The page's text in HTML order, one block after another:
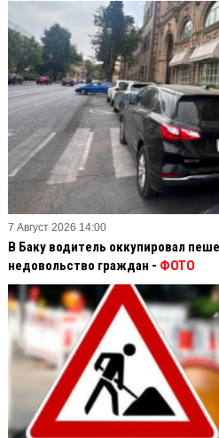
7 Август 2026 14:00
В Баку водитель оккупировал
недовольство граждан - ФОТО